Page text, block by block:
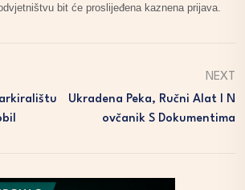
bit će proslijeđena kaznena prijava.
NEXT
Ukradena Peka, Ručni Alat I N
Ovčanik S Dokumentima